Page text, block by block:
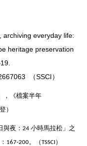
archiving everyday life:
heritage preservation
（SSCI）
，《檔案半年
）
與夜： 24 小時馬拉松」之
167-200。（TSSCI）